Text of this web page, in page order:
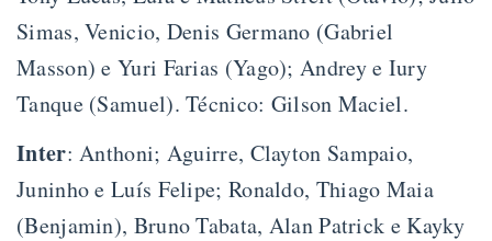
Simas, Venicio, Denis Germano (Gabriel
Masson) e Yuri Farias (Yago); Andrey e Iury
Tanque (Samuel). Técnico: Gilson Maciel.
Inter: Anthoni; Aguirre, Clayton Sampaio,
Juninho e Luís Felipe; Ronaldo, Thiago Maia
(Benjamin), Bruno Tabata, Alan Patrick e Kayky